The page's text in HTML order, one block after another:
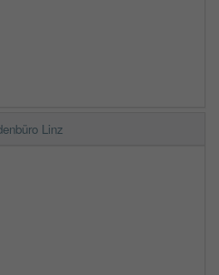
Linz